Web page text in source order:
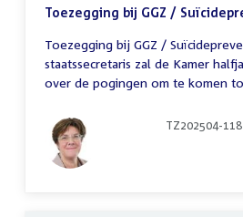
Toezegging bij GGZ /
Toezegging bij GGZ /
staatssecretaris zal de Kamer
over de pogingen om te komen
TZ202504-118